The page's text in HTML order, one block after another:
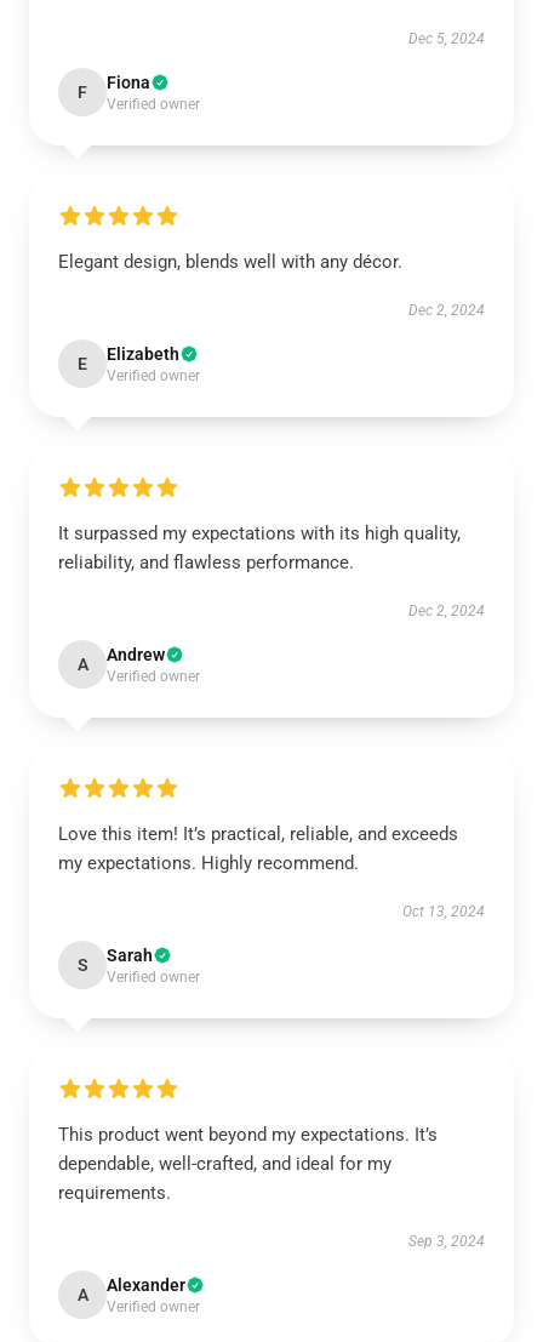
Dec 5, 2024
F Fiona
Verified owner
Elegant design, blends well with any décor.
Dec 2, 2024
E Elizabeth
Verified owner
It surpassed my expectations with its high quality,
reliability, and flawless performance.
Dec 2, 2024
A Andrew
Verified owner
Love this item! It’s practical, reliable, and exceeds
my expectations. Highly recommend.
Oct 13, 2024
S Sarah
Verified owner
This product went beyond my expectations. It’s
dependable, well-crafted, and ideal for my
requirements.
Sep 3, 2024
A Alexander
Verified owner